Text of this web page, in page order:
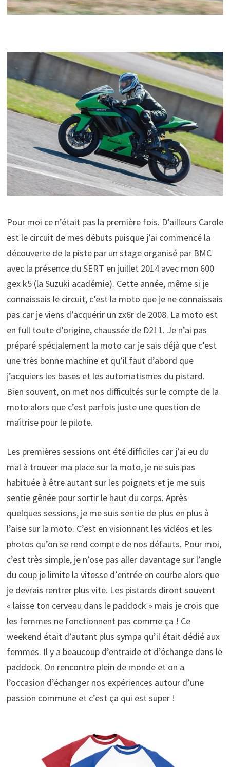
Pour moi ce n’était pas la première fois. D’ailleurs Carole
est le circuit de mes débuts puisque j’ai commencé la
découverte de la piste par un stage organisé par BMC
avec la présence du SERT en juillet 2014 avec mon 600
gex k5 (la Suzuki académie). Cette année, même si je
connaissais le circuit, c’est la moto que je ne connaissais
pas car je viens d’acquérir un zx6r de 2008. La moto est
en full toute d’origine, chaussée de D211. Je n’ai pas
préparé spécialement la moto car je sais déjà que c’est
une très bonne machine et qu’il faut d’abord que
j’acquiers les bases et les automatismes du pistard.
Bien souvent, on met nos difficultés sur le compte de la
moto alors que c’est parfois juste une question de
maîtrise pour le pilote.
Les premières sessions ont été difficiles car j’ai eu du
mal à trouver ma place sur la moto, je ne suis pas
habituée à être autant sur les poignets et je me suis
sentie gênée pour sortir le haut du corps. Après
quelques sessions, je me suis sentie de plus en plus à
l’aise sur la moto. C’est en visionnant les vidéos et les
photos qu’on se rend compte de nos défauts. Pour moi,
c’est très simple, je n’ose pas aller davantage sur l’angle
du coup je limite la vitesse d’entrée en courbe alors que
je devrais rentrer plus vite. Les pistards diront souvent
« laisse ton cerveau dans le paddock » mais je crois que
les femmes ne fonctionnent pas comme ça ! Ce
weekend était d’autant plus sympa qu’il était dédié aux
femmes. Il y a beaucoup d’entraide et d’échange dans le
paddock. On rencontre plein de monde et on a
l’occasion d’échanger nos expériences autour d’une
passion commune et c’est ça qui est super !